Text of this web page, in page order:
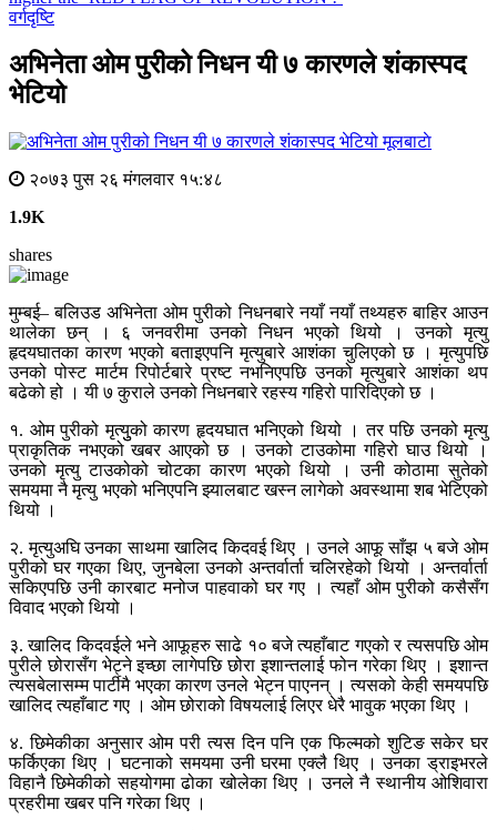
वर्गदृष्टि
अभिनेता ओम पुरीको निधन यी ७ कारणले शंकास्पद
भेटियो
मूलबाटाे
२०७३ पुस २६ मंगलवार १५:४८
1.9K
shares
मुम्बई– बलिउड अभिनेता ओम पुरीको निधनबारे नयाँ नयाँ तथ्यहरु बाहिर आउन
थालेका छन् । ६ जनवरीमा उनको निधन भएको थियो । उनको मृत्यु
हृदयघातका कारण भएको बताइएपनि मृत्युबारे आशंका चुलिएको छ । मृत्युपछि
उनको पोस्ट मार्टम रिपोर्टबारे प्रष्ट नभनिएपछि उनको मृत्युबारे आशंका थप
बढेको हो । यी ७ कुराले उनको निधनबारे रहस्य गहिरो पारिदिएको छ ।
१. ओम पुरीको मृत्युुको कारण हृदयघात भनिएको थियो । तर पछि उनको मृत्यु
प्राकृतिक नभएको खबर आएको छ । उनको टाउकोमा गहिरो घाउ थियो ।
उनको मृत्यु टाउकोको चोटका कारण भएको थियो । उनी कोठामा सुतेको
समयमा नै मृत्यु भएको भनिएपनि झ्यालबाट खस्न लागेको अवस्थामा शब भेटिएको
थियो ।
२. मृत्युअघि उनका साथमा खालिद किदवई थिए । उनले आफू साँझ ५ बजे ओम
पुरीको घर गएका थिए, जुनबेला उनको अन्तर्वार्ता चलिरहेको थियो । अन्तर्वार्ता
सकिएपछि उनी कारबाट मनोज पाहवाको घर गए । त्यहाँ ओम पुरीको कसैसँग
विवाद भएको थियो ।
३. खालिद किदवईले भने आफूहरु साढे १० बजे त्यहाँबाट गएको र त्यसपछि ओम
पुरीले छोरासँग भेट्ने इच्छा लागेपछि छोरा इशान्तलाई फोन गरेका थिए । इशान्त
त्यसबेलासम्म पार्टीमै भएका कारण उनले भेट्न पाएनन् । त्यसको केही समयपछि
खालिद त्यहाँबाट गए । ओम छोराको विषयलाई लिएर धेरै भावुक भएका थिए ।
४. छिमेकीका अनुसार ओम परी त्यस दिन पनि एक फिल्मको शुटिङ सकेर घर
फर्किएका थिए । घटनाको समयमा उनी घरमा एक्लै थिए । उनका ड्राइभरले
विहानै छिमेकीको सहयोगमा ढोका खोलेका थिए । उनले नै स्थानीय ओशिवारा
प्रहरीमा खबर पनि गरेका थिए ।